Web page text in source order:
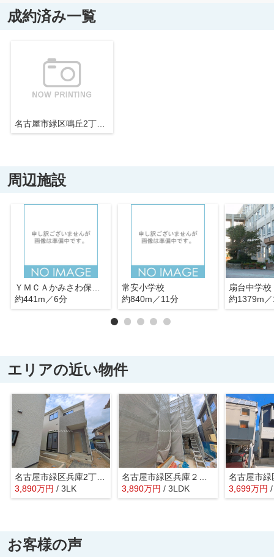
成約済み一覧
名古屋市緑区鳴丘2丁目304【仲介手数料無料】新築一戸建て 2号棟
周辺施設
約441m／6分
常安小学校
約840m／11分
扇台中学校
約1379m
エリアの近い物件
名古屋市緑区兵庫2丁目412【仲介手数料無料】新築一戸建て A号棟
3,890万円 / 3LK
3,890万円 / 3LDK 3,699万円
お客様の声